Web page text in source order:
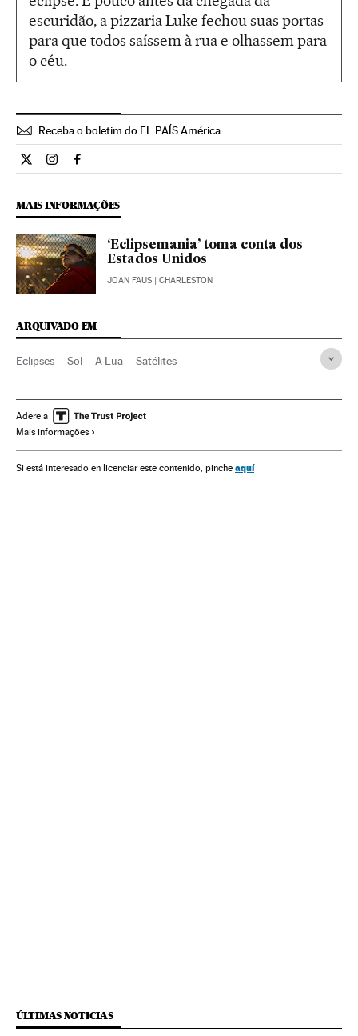
escuridão, a pizzaria Luke fechou suas portas
para que todos saíssem à rua e olhassem para
o céu.
Receba o boletim do EL PAÍS América
Ciencia El País Brasil en Twitter
Ciencia El País Brasil en Instagram
Ciencia El País Brasil en Facebook
MAIS INFORMAÇÕES
‘Eclipsemania’ toma conta dos
Estados Unidos
JOAN FAUS | CHARLESTON
ARQUIVADO EM
Eclipses Sol A Lua Satélites
Estados Unidos Sistema solar
América do Norte
América Ciência
Adere a
Mais informações
Si está interesado en licenciar este contenido, pinche aquí
ÚLTIMAS NOTICIAS